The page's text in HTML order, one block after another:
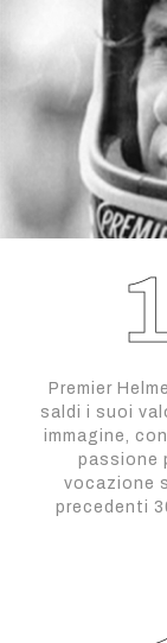
Premier
saldi i suoi
immagine,
passione
vocazione
precedenti